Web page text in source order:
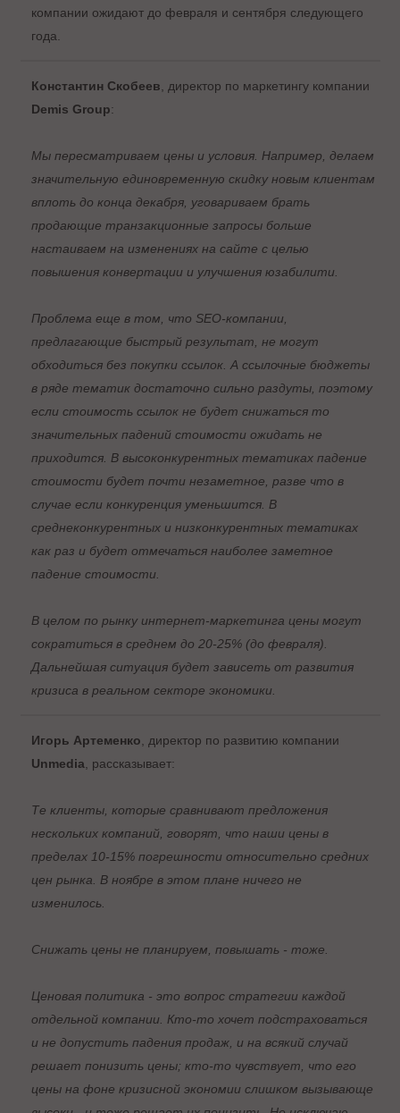
компании ожидают до февраля и сентября следующего
года.
Константин Скобеев , директор по маркетингу компании
Demis Group:
Мы пересматриваем цены и условия. Например, делаем
значительную единовременную скидку новым клиентам
вплоть до конца декабря, уговариваем брать
продающие транзакционные запросы больше
настаиваем на изменениях на сайте с целью
повышения конвертации и улучшения юзабилити.
Проблема еще в том, что SEO-компании,
предлагающие быстрый результат, не могут
обходиться без покупки ссылок. А ссылочные бюджеты
в ряде тематик достаточно сильно раздуты, поэтому
если стоимость ссылок не будет снижаться то
значительных падений стоимости ожидать не
приходится. В высоконкурентных тематиках падение
стоимости будет почти незаметное, разве что в
случае если конкуренция уменьшится. В
среднеконкурентных и низконкурентных тематиках
как раз и будет отмечаться наиболее заметное
падение стоимости.
В целом по рынку интернет-маркетинга цены могут
сократиться в среднем до 20-25% (до февраля).
Дальнейшая ситуация будет зависеть от развития
кризиса в реальном секторе экономики.
Игорь Артеменко , директор по развитию компании
Unmedia , рассказывает:
Те клиенты, которые сравнивают предложения
нескольких компаний, говорят, что наши цены в
пределах 10-15% погрешности относительно средних
цен рынка. В ноябре в этом плане ничего не
изменилось.
Снижать цены не планируем, повышать - тоже.
Ценовая политика - это вопрос стратегии каждой
отдельной компании. Кто-то хочет подстраховаться
и не допустить падения продаж, и на всякий случай
решает понизить цены; кто-то чувствует, что его
цены на фоне кризисной экономии слишком вызывающе